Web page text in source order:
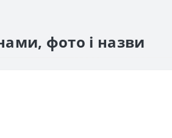
фото і назви